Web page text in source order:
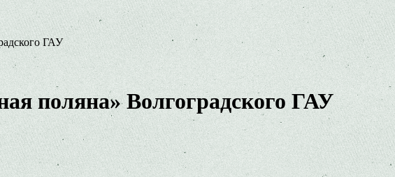
ГАУ
поляна» Волгоградского ГАУ